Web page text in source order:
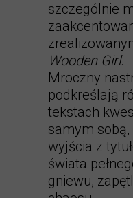
szczególnie
Wooden Girl.
Mroczny
podkreślają
tekstach
samym
wyjścia z
świata
gniewu,